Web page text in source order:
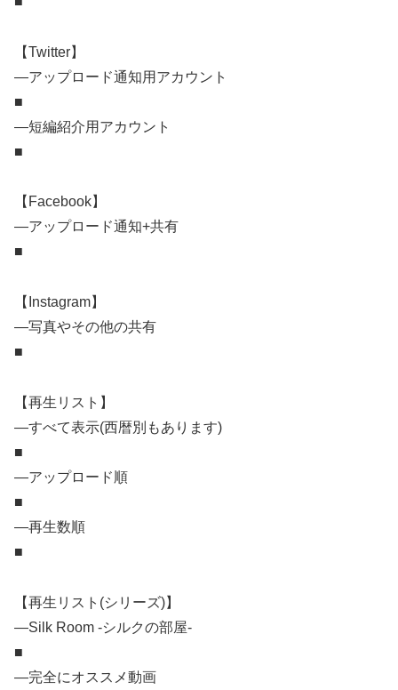
【Twitter】
―アップロード通知用アカウント
■
―短編紹介用アカウント
■
【Facebook】
―アップロード通知+共有
■
【Instagram】
―写真やその他の共有
■
【再生リスト】
―すべて表示(西暦別もあります)
■
―アップロード順
■
―再生数順
■
【再生リスト(シリーズ)】
―Silk Room -シルクの部屋-
■
―完全にオススメ動画